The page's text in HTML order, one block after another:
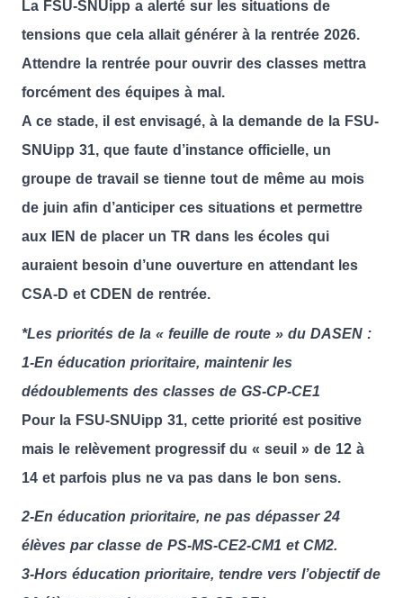
La FSU-SNUipp a alerté sur les situations de
tensions que cela allait générer à la rentrée 2026.
Attendre la rentrée pour ouvrir des classes mettra
forcément des équipes à mal.
A ce stade, il est envisagé, à la demande de la FSU-
SNUipp 31, que faute d’instance officielle, un
groupe de travail se tienne tout de même au mois
de juin afin d’anticiper ces situations et permettre
aux IEN de placer un TR dans les écoles qui
auraient besoin d’une ouverture en attendant les
CSA-D et CDEN de rentrée.
*Les priorités de la « feuille de route » du DASEN :
1-En éducation prioritaire, maintenir les
dédoublements des classes de GS-CP-CE1
Pour la FSU-SNUipp 31, cette priorité est positive
mais le relèvement progressif du « seuil » de 12 à
14 et parfois plus ne va pas dans le bon sens.
2-En éducation prioritaire, ne pas dépasser 24
élèves par classe de PS-MS-CE2-CM1 et CM2.
3-Hors éducation prioritaire, tendre vers l’objectif de